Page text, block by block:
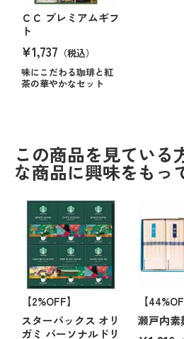
ＣＣ プレミアムギフ
ト
¥1,737 （税込）
味にこだわる珈琲と紅
茶の華やかなセット
この商品を見ている
な商品に興味をもっ
【2%OFF】
スターバックス オリ
ガミ パーソナルドリ
【
瀬戸内素